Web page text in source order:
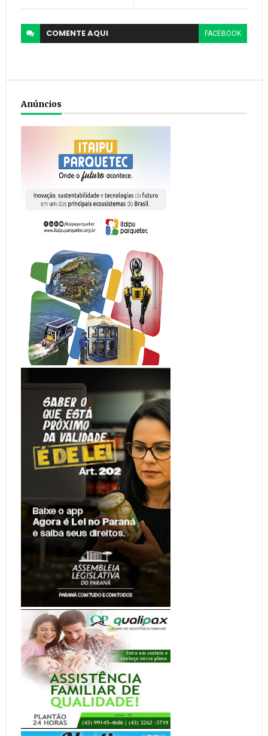
COMENTEAQUI FACEBOOK
Anúncios